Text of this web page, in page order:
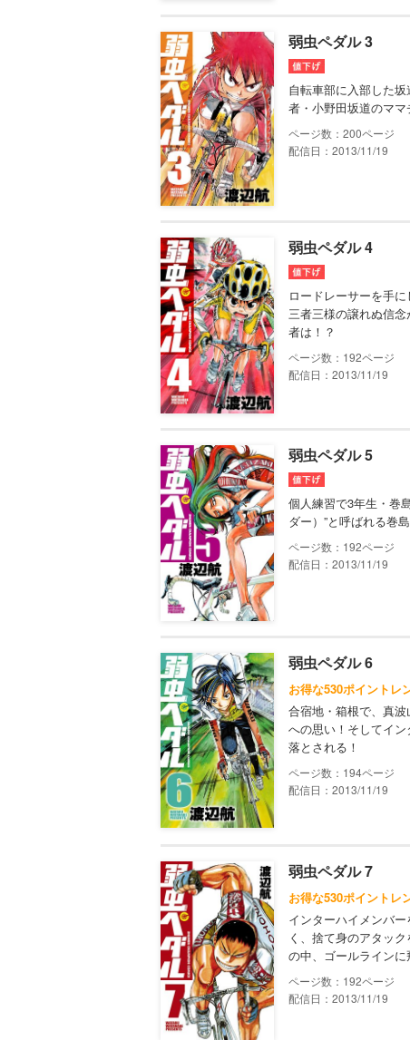
弱虫ペダル 3
自転車部に入部した
者・小野田坂道のマ
200
配信日：2013/11/19
弱虫ペダル 4
ロードレーサーを手
三者三様の譲れぬ信
者は！？
192
配信日：2013/11/19
弱虫ペダル 5
個人練習で3年生・巻
ダー）”と呼ばれる巻
192
配信日：2013/11/19
弱虫ペダル 6
お得な530ポイントレ
合宿地・箱根で、真
への思い！そしてイ
落とされる！
194
配信日：2013/11/19
弱虫ペダル 7
お得な530ポイントレ
インターハイメンバ
く、捨て身のアタッ
の中、ゴールライン
192
配信日：2013/11/19